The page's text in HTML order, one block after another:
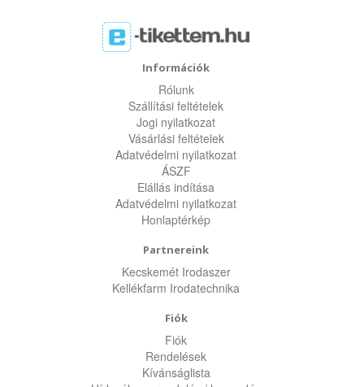
Információk
Rólunk
Szállítási feltételek
Jogi nyilatkozat
Vásárlási feltételek
Adatvédelmi nyilatkozat
ÁSZF
Elállás indítása
Adatvédelmi nyilatkozat
Honlaptérkép
Partnereink
Kecskemét Irodaszer
Kellékfarm Irodatechnika
Fiók
Fiók
Rendelések
Kívánságlista